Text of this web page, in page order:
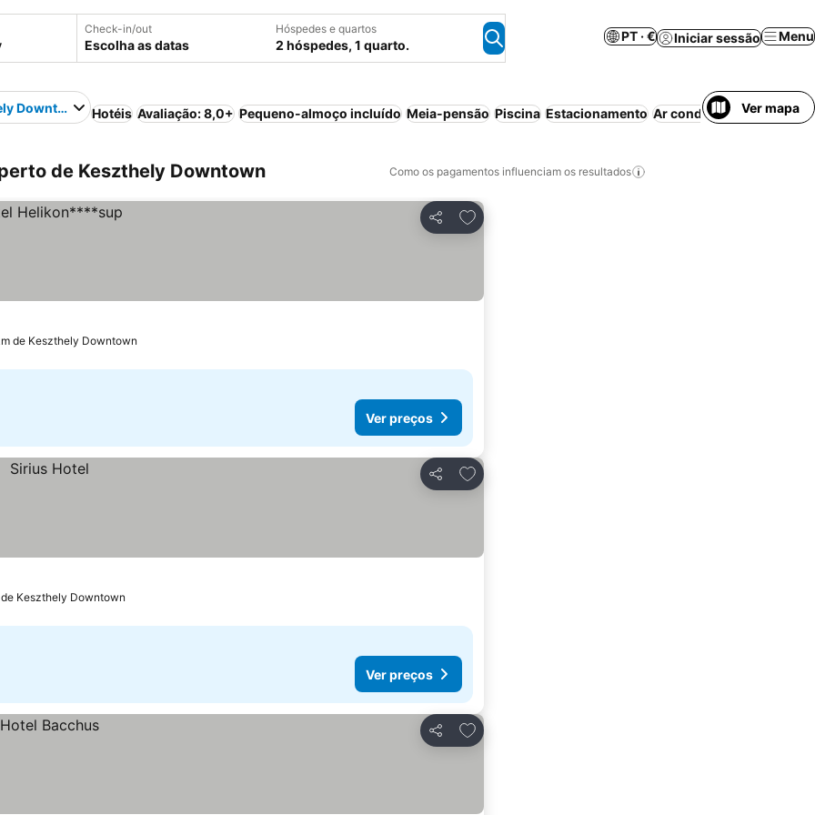
Check-in/out
Escolha as datas
Hóspedes e quartos
2 hóspedes, 1 quarto.
PT · € Iniciar sessão Menu
Downtown Hotéis Avaliação: 8,0+ Pequeno-almoço incluído Meia-pensão Piscina Estacionamento Ar condicionado Casa/
Ver mapa
de Keszthely Downtown Como os pagamentos influenciam os resultados
Partilhar
Adicionar aos favoritos
de Keszthely Downtown
Ver preços
Partilhar
Adicionar aos favoritos
de Keszthely Downtown
Ver preços
Partilhar
Adicionar aos favoritos